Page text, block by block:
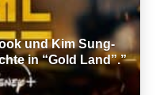
und Kim Sung-
in “Gold Land”.”